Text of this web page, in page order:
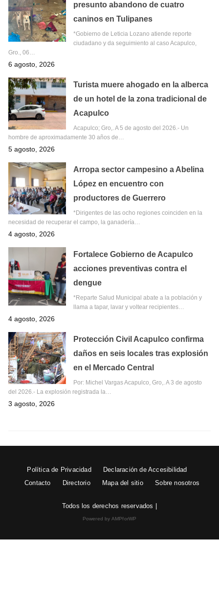
presunto abandono de cuatro
caninos en Tulipanes
*Gobierno de Leticia Lozano atiende reporte
ciudadano y da seguimiento al caso Acapulco,
Gro., 06…
6 agosto, 2026
Turista muere ahogado en la alberca
de un hotel de la zona tradicional de
Acapulco
Acapulco; Gro,. A 5 de agosto del 2026.- Un
hombre de aproximadamente 30 años de…
5 agosto, 2026
Arropa sector campesino a Abelina
López en encuentro con
productores de Guerrero
*Dirigentes de las ocho regiones coinciden en la
necesidad de recuperar el campo, la ganadería…
4 agosto, 2026
Fortalece Gobierno de Acapulco
acciones preventivas contra el
dengue
*Reparte Salud Municipal abate a la población y
llama a tapar, lavar y voltear recipientes…
4 agosto, 2026
Protección Civil Acapulco confirma
daños en seis locales tras explosión
en el Mercado Central
Por: Michel Vargas Acapulco, Gro,. A 3 de agosto
del 2026.- La explosión registrada la…
3 agosto, 2026
Política de Privacidad
Declaración de Accesibilidad
Contacto
Directorio Mapa del sitio Sobre nosotros
Todos los derechos reservados |
Powered by AMPforWP